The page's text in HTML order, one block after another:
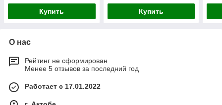
Купить Купить
О нас
Рейтинг не сформирован
Менее 5 отзывов за последний год
Работает с 17.01.2022